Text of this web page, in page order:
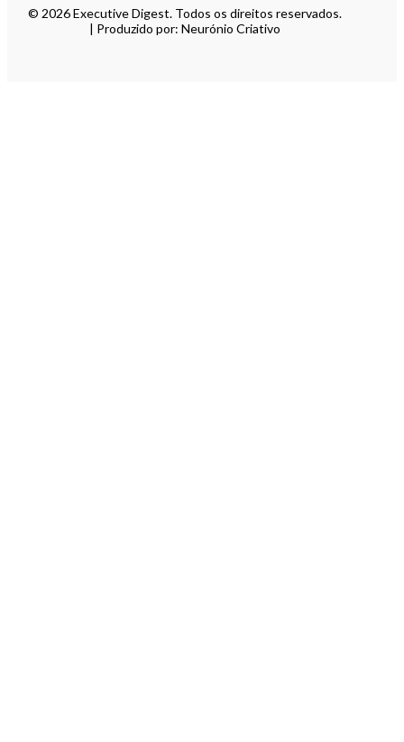
© 2026 Executive Digest. Todos os direitos reservados.
| Produzido por: Neurónio Criativo